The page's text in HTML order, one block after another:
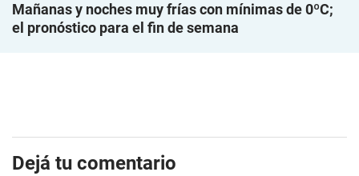
Mañanas y noches muy frías con mínimas de 0ºC;
el pronóstico para el fin de semana
Dejá tu comentario